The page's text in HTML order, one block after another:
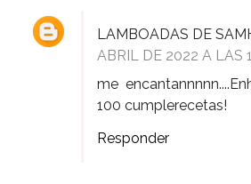
LAMBOADAS DE
ABRIL DE 2022 A LAS
me
100 cumplerecetas!
Responder